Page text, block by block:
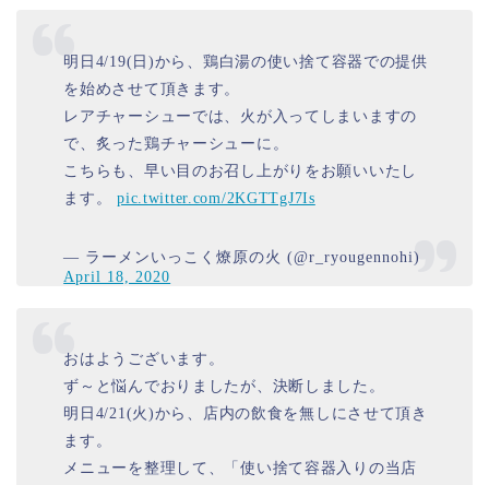
明日4/19(日)から、鶏白湯の使い捨て容器での提供
を始めさせて頂きます。
レアチャーシューでは、火が入ってしまいますの
で、炙った鶏チャーシューに。
こちらも、早い目のお召し上がりをお願いいたし
ます。pic.twitter.com/2KGTTgJ7Is
— ラーメンいっこく燎原の火 (@r_ryougennohi)
April 18, 2020
おはようございます。
ず～と悩んでおりましたが、決断しました。
明日4/21(火)から、店内の飲食を無しにさせて頂き
ます。
メニューを整理して、「使い捨て容器入りの当店